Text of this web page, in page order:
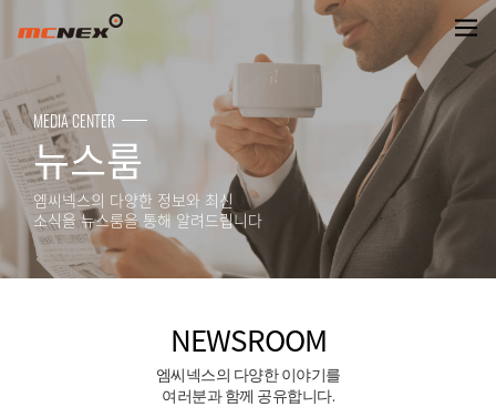
NEWSROOM
MEDIA CENTER
뉴스룸
엠씨넥스의 다양한 정보와 최신
소식을 뉴스룸을 통해 알려드립니다
NEWSROOM
엠씨넥스의 다양한 이야기를
여러분과 함께 공유합니다.